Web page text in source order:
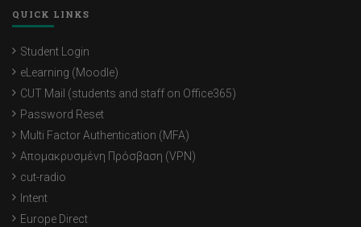
QUICK LINKS
Student Login
eLearning (Moodle)
CUT Mail (students and staff on Office365)
Password Reset
Multi Factor Authentication (MFA)
Απομακρυσμένη Πρόσβαση (VPN)
cut-radio
Intent
Europe Direct